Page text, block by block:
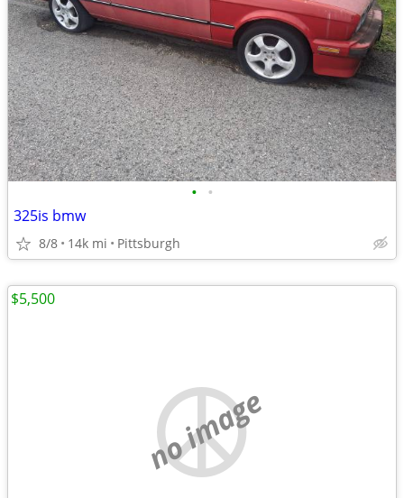
• •
325is bmw
8/8 14k mi Pittsburgh
no image
$5,500